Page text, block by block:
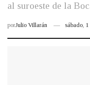
al suroeste de la
porJulio Villarán sábado,